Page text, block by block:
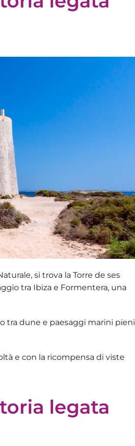
si trova la Torre de ses
tra Ibiza e Formentera, una
tra dune e paesaggi marini pieni
e con la ricompensa di viste
legata